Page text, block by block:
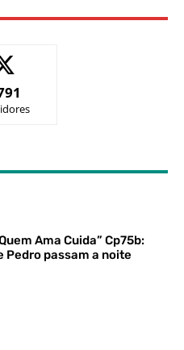
Ama Cuida” Cp75b:
Pedro passam a noite